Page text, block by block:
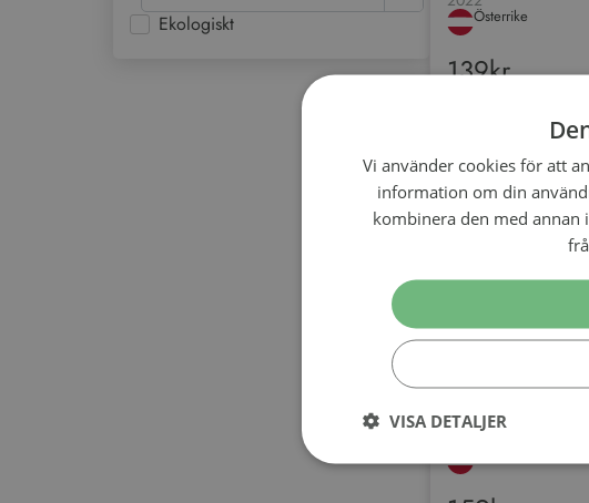
Ekologiskt Österrike
139kr
Vitt vin •750ML •12,5%
Gruber
Vi använder cookies för att
information om din
kombinera den med
VISA DETALJER